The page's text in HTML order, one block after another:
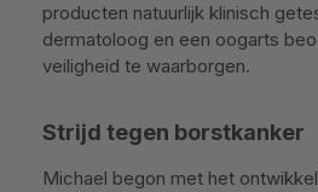
producten natuurlijk klinisch
dermatoloog en een oogarts
veiligheid te waarborgen.
Strijd tegen borstkanker
Michael begon met het